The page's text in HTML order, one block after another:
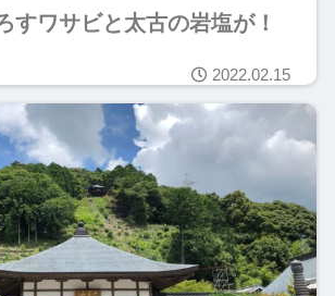
すワサビと太古の岩塩が！
2022.02.15